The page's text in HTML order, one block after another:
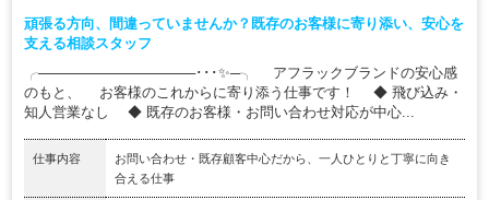
頑張る方向、間違っていませんか？既存のお客様に寄り添い、安心を
支える相談スタッフ
╭────────────────･･･✨─╮ アフラックブランドの安心感
のもと、 お客様のこれからに寄り添う仕事です！ ◆ 飛び込み・
知人営業なし ◆ 既存のお客様・お問い合わせ対応が中心...
仕事内容
お問い合わせ・既存顧客中心だから、一人ひとりと丁寧に向き
合える仕事